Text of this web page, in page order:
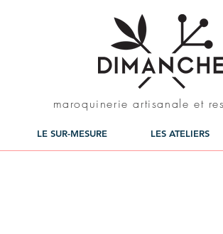
maroquinerie artisanale et
LE SUR-MESURE LES ATELIERS